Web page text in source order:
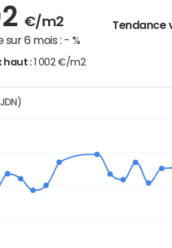
€/m2
sur 6 mois : - %
Tendance
haut : 1 002 €/m2
JDN)